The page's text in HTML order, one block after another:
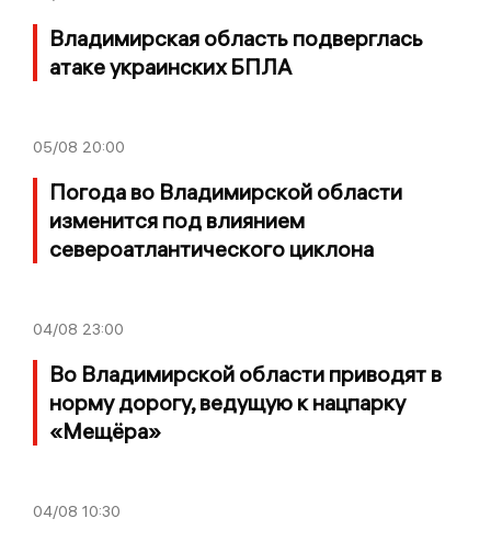
Владимирская область подверглась
атаке украинских БПЛА
05/08 20:00
Погода во Владимирской области
изменится под влиянием
североатлантического циклона
04/08 23:00
Во Владимирской области приводят в
норму дорогу, ведущую к нацпарку
«Мещёра»
04/08 10:30